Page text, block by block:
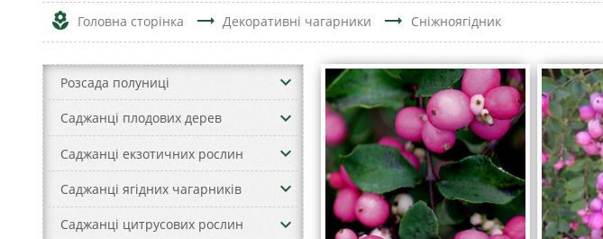
local_florist Головна сторінка trending_flat Декоративні чагарники trending_flat Сніжноягідник
Розсада полуниці keyboard_arrow_down
Саджанці плодових дерев keyboard_arrow_down
Саджанці екзотичних рослин keyboard_arrow_down
Саджанці ягідних чагарників keyboard_arrow_down
Саджанці цитрусових рослин keyboard_arrow_down